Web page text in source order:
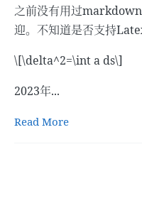
之前没有用过
迎。不知道是否支持
\[\delta^2=\int a ds\]
2023年...
Read More